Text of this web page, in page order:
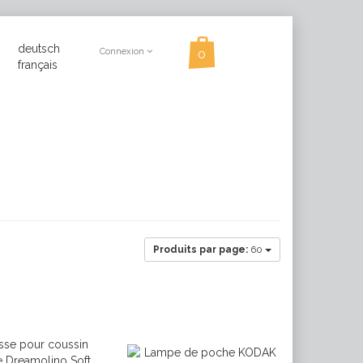
deutsch
français
Connexion
Produits par page: 60